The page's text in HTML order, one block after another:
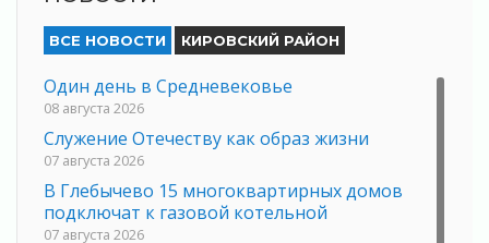
ВСЕ НОВОСТИ КИРОВСКИЙ РАЙОН
Один день в Средневековье
08 августа 2026
Служение Отечеству как образ жизни
07 августа 2026
В Глебычево 15 многоквартирных домов
подключат к газовой котельной
07 августа 2026